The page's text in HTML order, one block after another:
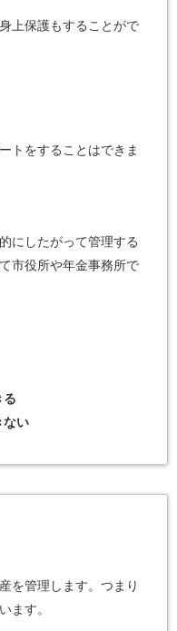
上保護もすることがで
トをすることはできま
にしたがって管理する
市役所や年金事務所で
い
を管理します。つまり
ます。